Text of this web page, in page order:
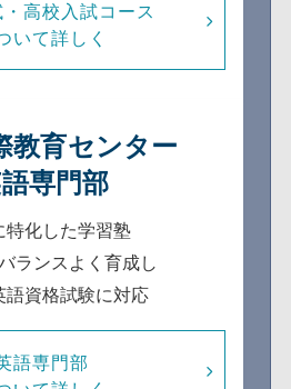
高校入試コース
いて詳しく
教育センター
専門部
特化した学習塾
ランスよく育成し
語資格試験に対応
語専門部